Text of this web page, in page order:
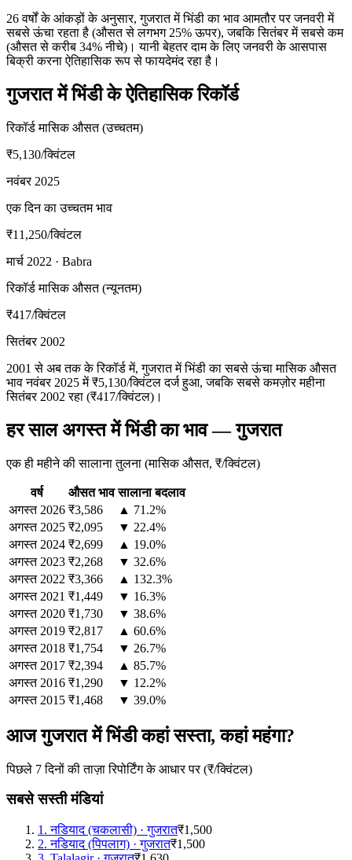
26 वर्षों के आंकड़ों के अनुसार, गुजरात में भिंडी का भाव आमतौर पर जनवरी में
सबसे ऊंचा रहता है (औसत से लगभग 25% ऊपर), जबकि सितंबर में सबसे कम
(औसत से करीब 34% नीचे)। यानी बेहतर दाम के लिए जनवरी के आसपास
बिक्री करना ऐतिहासिक रूप से फायदेमंद रहा है।
गुजरात में भिंडी के ऐतिहासिक रिकॉर्ड
रिकॉर्ड मासिक औसत (उच्चतम)
₹5,130/क्विंटल
नवंबर 2025
एक दिन का उच्चतम भाव
₹11,250/क्विंटल
मार्च 2022 · Babra
रिकॉर्ड मासिक औसत (न्यूनतम)
₹417/क्विंटल
सितंबर 2002
2001 से अब तक के रिकॉर्ड में, गुजरात में भिंडी का सबसे ऊंचा मासिक औसत
भाव नवंबर 2025 में ₹5,130/क्विंटल दर्ज हुआ, जबकि सबसे कमज़ोर महीना
सितंबर 2002 रहा (₹417/क्विंटल)।
हर साल अगस्त में भिंडी का भाव — गुजरात
एक ही महीने की सालाना तुलना (मासिक औसत, ₹/क्विंटल)
वर्ष औसत भाव सालाना बदलाव
अगस्त 2026 ₹3,586
▲ 71.2%
अगस्त 2025 ₹2,095
▼ 22.4%
अगस्त 2024 ₹2,699
▲ 19.0%
अगस्त 2023 ₹2,268
▼ 32.6%
अगस्त 2022 ₹3,366
▲ 132.3%
अगस्त 2021 ₹1,449
▼ 16.3%
अगस्त 2020 ₹1,730
▼ 38.6%
अगस्त 2019 ₹2,817
▲ 60.6%
अगस्त 2018 ₹1,754
▼ 26.7%
अगस्त 2017 ₹2,394
▲ 85.7%
अगस्त 2016 ₹1,290
▼ 12.2%
अगस्त 2015 ₹1,468 ▼ 39.0%
आज गुजरात में भिंडी कहां सस्ता, कहां महंगा?
पिछले 7 दिनों की ताज़ा रिपोर्टिंग के आधार पर (₹/क्विंटल)
सबसे सस्ती मंडियां
1 .नडियाद (चकलासी) ·गुजरात₹1,500
2.नडियाद (पिपलाग) ·गुजरात₹1,500